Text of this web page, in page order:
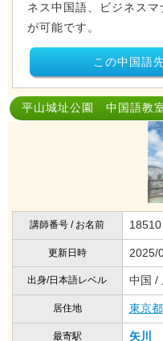
ネス中国語、ビジネス
が可能です。
この中国語
平山城址公園 中国語教
講師番号 / お名前
更新日時 2025/
出身/日本語レベル 中国 /
居住地 東京都
最寄駅 矢川